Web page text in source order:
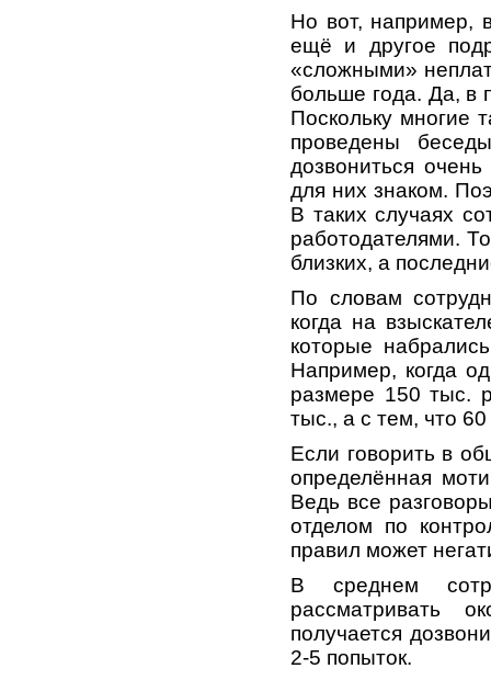
Но вот, например,
ещё и другое
«сложными»
больше года. Да, в
Поскольку многие
проведены
дозвониться
для них знаком.
В таких случаях
работодателями.
близких, а
По словам
когда на
которые
Например, когда
размере 150 тыс.
тыс., а с тем, что
Если говорить в
определённая
Ведь все
отделом по
правил может
В среднем
рассматривать
получается
2-5 попыток.